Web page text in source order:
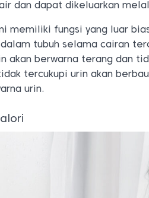
dan dapat dikeluarkan
memiliki fungsi yang luar
tubuh selama cairan
akan berwarna terang dan
tercukupi urin akan
urin.